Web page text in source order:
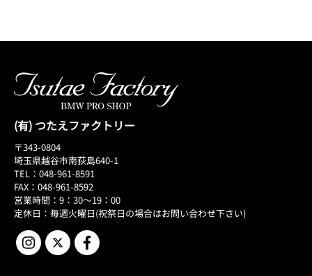
(有) つたえファクトリー
〒343-0804
埼玉県越谷市南荻島640-1
TEL：048-961-8591
FAX：048-961-8592
営業時間：9：30～19：00
定休日：毎週火曜日(祝祭日の場合はお問い合わせ下さい)